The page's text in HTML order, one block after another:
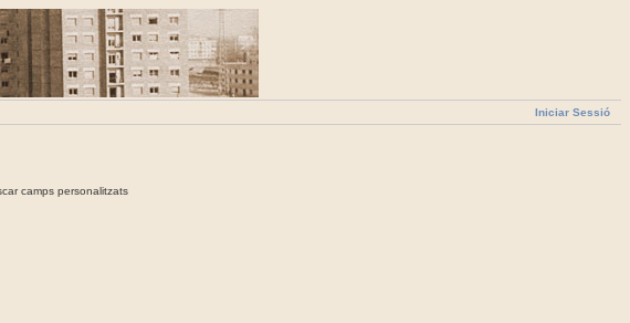
Iniciar Sessió
camps personalitzats